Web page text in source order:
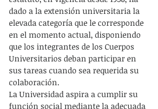
dado a la extensión universitaria la
elevada categoría que le corresponde
en el momento actual, disponiendo
que los integrantes de los Cuerpos
Universitarios deban participar en
sus tareas cuando sea requerida su
colaboración.
La Universidad aspira a cumplir su
función social mediante la adecuada